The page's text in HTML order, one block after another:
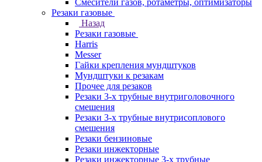
Смесители газов, ротаметры, оптимизаторы
Резаки газовые
Назад
Резаки газовые
Harris
Messer
Гайки крепления мундштуков
Мундштуки к резакам
Прочее для резаков
Резаки 3-х трубные внутриголовочного
смешения
Резаки 3-х трубные внутрисоплового
смешения
Резаки бензиновые
Резаки инжекторные
Резаки инжекторные 3-х трубные